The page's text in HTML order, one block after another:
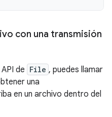
con una transmisión
de File , puedes llamar
una
en un archivo dentro del